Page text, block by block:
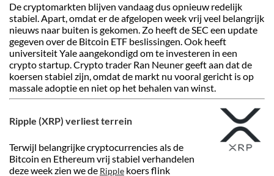
De cryptomarkten blijven vandaag dus opnieuw redelijk
stabiel. Apart, omdat er de afgelopen week vrij veel belangrijk
nieuws naar buiten is gekomen. Zo heeft de SEC een update
gegeven over de Bitcoin ETF beslissingen. Ook heeft
universiteit Yale aangekondigd om te investeren in een
crypto startup. Crypto trader Ran Neuner geeft aan dat de
koersen stabiel zijn, omdat de markt nu vooral gericht is op
massale adoptie en niet op het behalen van winst.
Ripple (XRP) verliest terrein
Terwijl belangrijke cryptocurrencies als de
Bitcoin en Ethereum vrij stabiel verhandelen
deze week zien we de Ripple koers flink